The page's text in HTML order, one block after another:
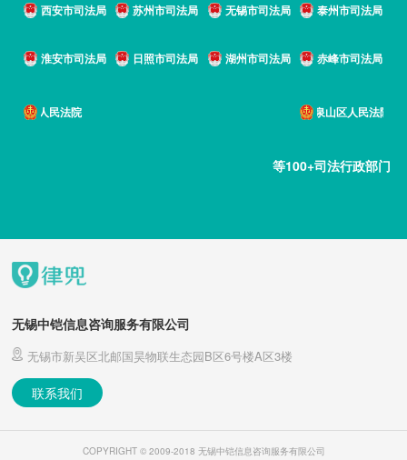
西安市司法局 苏州市司法局 无锡市司法局 泰州市司法局
淮安市司法局 日照市司法局 湖州市司法局 赤峰市司法局
仓市人民法院 徐州市泉山区人民法院
等100+司法行政部门
无锡中铠信息咨询服务有限公司
无锡市新吴区北邮国昊物联生态园B区6号楼A区3楼
联系我们
COPYRIGHT © 2009-2018 无锡中铠信息咨询服务有限公司